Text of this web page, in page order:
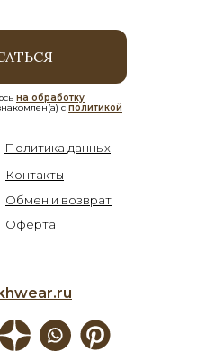
Обмен и возврат
Контакты
Политика данных
Оферта
на обработку
с политикой